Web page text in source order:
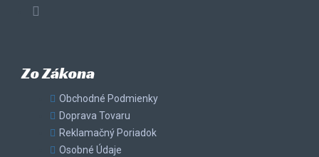
Zo Zákona
Obchodné Podmienky
Doprava Tovaru
Reklamačný Poriadok
Osobné Údaje